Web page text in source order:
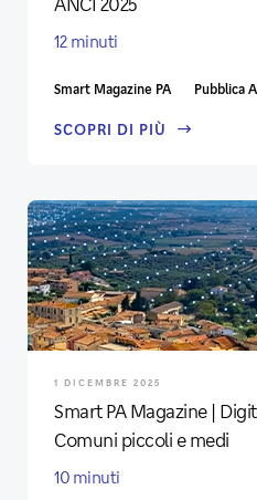
12 minuti
Smart Magazine PA Pubblica
SCOPRI DI PIÙ
1 DICEMBRE 2025
Smart PA Magazine |
Comuni piccoli e medi
10 minuti